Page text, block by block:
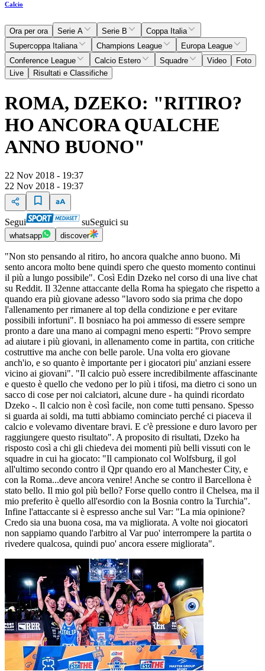
Calcio
Ora per ora Serie A Serie B
Coppa Italia
Supercoppa Italiana
Champions League
Europa League
Conference League
Calcio Estero Squadre Video
Foto
Live
Risultati e Classifiche
ROMA, DZEKO: "RITIRO?
HO ANCORA QUALCHE
ANNO BUONO"
22 Nov 2018 - 19:37
22 Nov 2018 - 19:37
Segui suSeguici su
whatsapp discover
"Non sto pensando al ritiro, ho ancora qualche anno buono. Mi
sento ancora molto bene quindi spero che questo momento continui
il più a lungo possibile". Così Edin Dzeko nel corso di una live chat
su Reddit. Il 32enne attaccante della Roma ha spiegato che rispetto a
quando era più giovane adesso "lavoro sodo sia prima che dopo
l'allenamento per rimanere al top della condizione e per evitare
possibili infortuni". Il bosniaco ha poi ammesso di essere sempre
pronto a dare una mano ai compagni meno esperti: "Provo sempre
ad aiutare i più giovani, in allenamento come in partita, con critiche
costruttive ma anche con belle parole. Una volta ero giovane
anch'io, e so quanto è importante per i giocatori piu' anziani essere
vicino ai giovani". "Il calcio può essere incredibilmente affascinante
e questo è quello che vedono per lo più i tifosi, ma dietro ci sono un
sacco di cose per noi calciatori, alcune dure - ha quindi ricordato
Dzeko -. Il calcio non è così facile, non come tutti pensano. Spesso
si guarda ai soldi, ma tutti abbiamo cominciato perché ci piaceva il
calcio e volevamo diventare bravi. E c'è pressione e duro lavoro per
raggiungere questo risultato". A proposito di risultati, Dzeko ha
risposto così a chi gli chiedeva dei momenti più belli vissuti con le
squadre in cui ha giocato: "Il campionato col Wolfsburg, il gol
all'ultimo secondo contro il Qpr quando ero al Manchester City, e
con la Roma...deve ancora venire! Anche se contro il Barcellona è
stato bello. Il mio gol più bello? Forse quello contro il Chelsea, ma il
mio preferito è quello all'esordio con la Bosnia contro la Turchia".
Infine l'attaccante si è espresso anche sul Var: "La mia opinione?
Credo sia una buona cosa, ma va migliorata. A volte noi giocatori
non sappiamo quando l'arbitro al Var puo' interrompere la partita o
rivedere qualcosa, quindi puo' ancora essere migliorata".